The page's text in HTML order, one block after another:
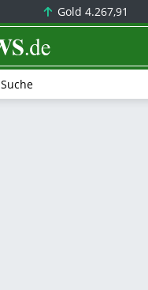
Gold4.267,91
Suche